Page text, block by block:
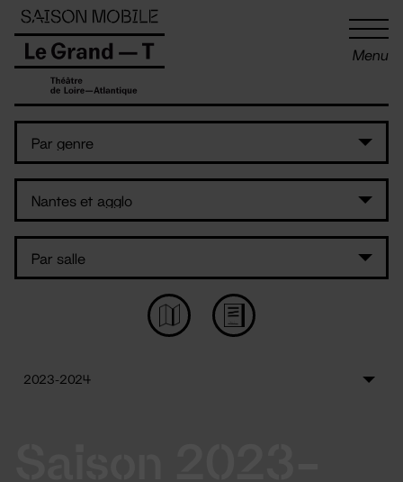
Menu
Panneau de gestion des cookies